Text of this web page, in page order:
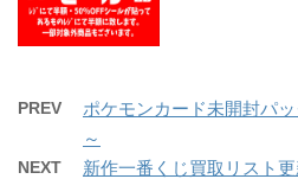
PREV
ポケモンカード未開封パ
～
NEXT
新作一番くじ買取リスト